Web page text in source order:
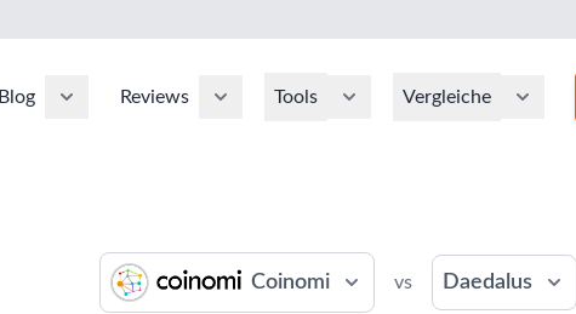
Blog Reviews Tools Vergleiche
Coinomi vs Daedalus